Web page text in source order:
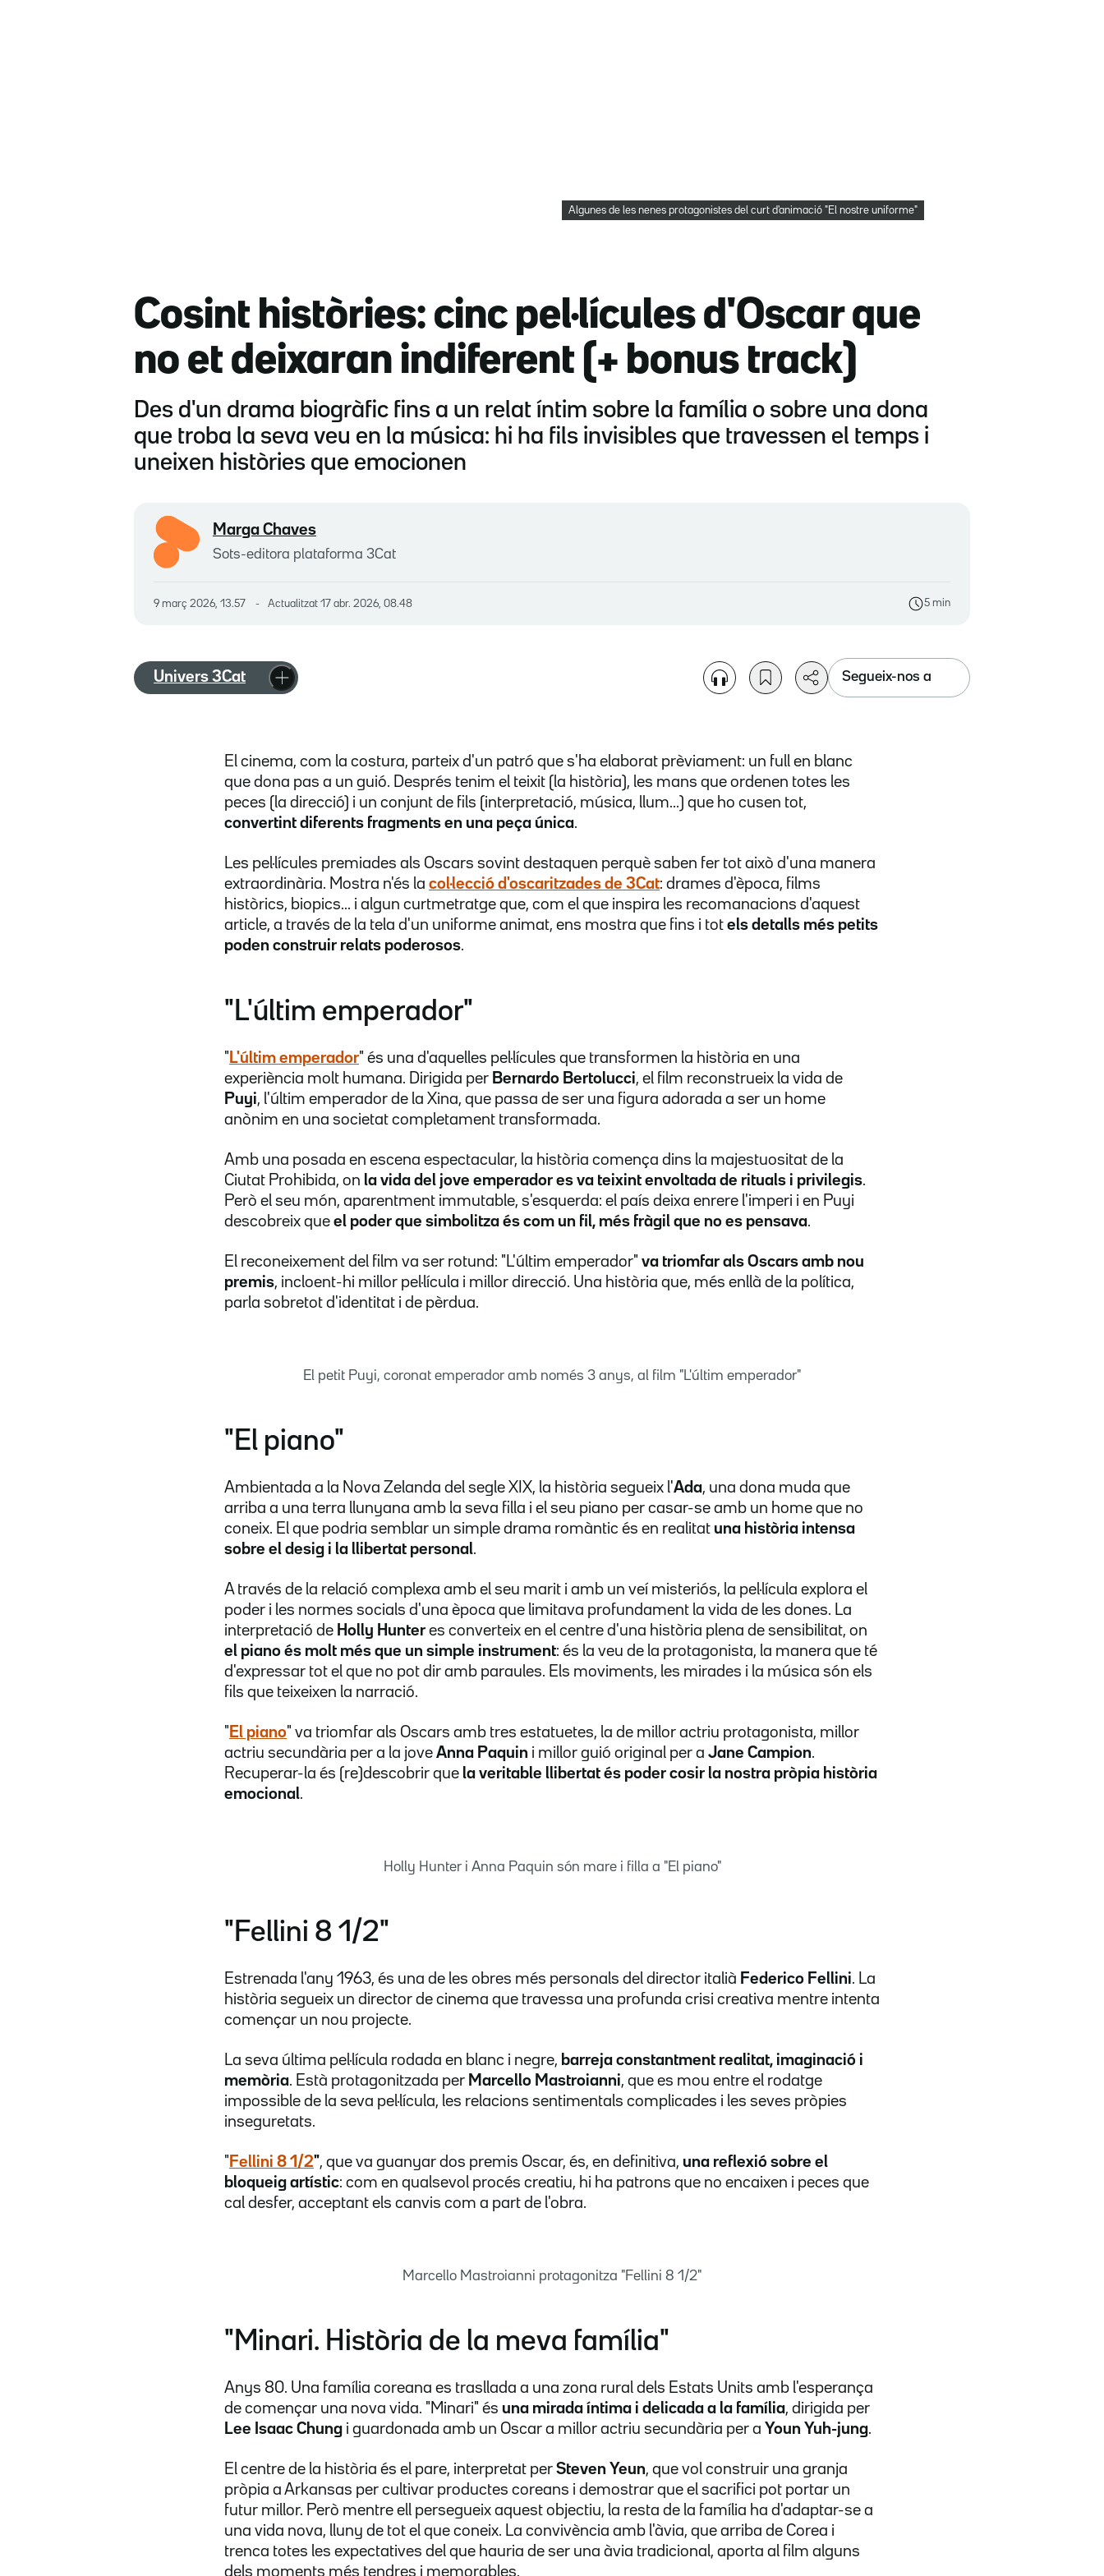
Algunes de les nenes protagonistes del curt d'animació "El nostre uniforme"
Cosint històries: cinc pel·lícules d'Oscar que
no et deixaran indiferent (+ bonus track)
Des d'un drama biogràfic fins a un relat íntim sobre la família o sobre una dona
que troba la seva veu en la música: hi ha fils invisibles que travessen el temps i
uneixen històries que emocionen
Marga Chaves
Sots-editora plataforma 3Cat
9 març 2026, 13.57 Actualitzat 17 abr. 2026, 08.48 5 min
Univers 3Cat Segueix-nos a
El cinema, com la costura, parteix d'un patró que s'ha elaborat prèviament: un full en blanc
que dona pas a un guió. Després tenim el teixit (la història), les mans que ordenen totes les
peces (la direcció) i un conjunt de fils (interpretació, música, llum...) que ho cusen tot,
convertint diferents fragments en una peça única.
Les pel·lícules premiades als Oscars sovint destaquen perquè saben fer tot això d'una manera
extraordinària. Mostra n'és la col·lecció d'oscaritzades de 3Cat: drames d'època, films
històrics, biopics... i algun curtmetratge que, com el que inspira les recomanacions d'aquest
article, a través de la tela d'un uniforme animat, ens mostra que fins i tot els detalls més petits
poden construir relats poderosos.
"L'últim emperador"
" L'últim emperador" és una d'aquelles pel·lícules que transformen la història en una
experiència molt humana. Dirigida per Bernardo Bertolucci, el film reconstrueix la vida de
Puyi, l'últim emperador de la Xina, que passa de ser una figura adorada a ser un home
anònim en una societat completament transformada.
Amb una posada en escena espectacular, la història comença dins la majestuositat de la
Ciutat Prohibida, on la vida del jove emperador es va teixint envoltada de rituals i privilegis.
Però el seu món, aparentment immutable, s'esquerda: el país deixa enrere l'imperi i en Puyi
descobreix que el poder que simbolitza és com un fil, més fràgil que no es pensava.
El reconeixement del film va ser rotund: "L'últim emperador" va triomfar als Oscars amb nou
premis, incloent-hi millor pel·lícula i millor direcció. Una història que, més enllà de la política,
parla sobretot d'identitat i de pèrdua.
El petit Puyi, coronat emperador amb només 3 anys, al film "L'últim emperador"
"El piano"
Ambientada a la Nova Zelanda del segle XIX, la història segueix l'Ada, una dona muda que
arriba a una terra llunyana amb la seva filla i el seu piano per casar-se amb un home que no
coneix. El que podria semblar un simple drama romàntic és en realitat una història intensa
sobre el desig i la llibertat personal.
A través de la relació complexa amb el seu marit i amb un veí misteriós, la pel·lícula explora el
poder i les normes socials d'una època que limitava profundament la vida de les dones. La
interpretació de Holly Hunter es converteix en el centre d'una història plena de sensibilitat, on
el piano és molt més que un simple instrument: és la veu de la protagonista, la manera que té
d'expressar tot el que no pot dir amb paraules. Els moviments, les mirades i la música són els
fils que teixeixen la narració.
" El piano" va triomfar als Oscars amb tres estatuetes, la de millor actriu protagonista, millor
actriu secundària per a la jove Anna Paquin i millor guió original per a Jane Campion.
Recuperar-la és (re)descobrir que la veritable llibertat és poder cosir la nostra pròpia història
emocional.
Holly Hunter i Anna Paquin són mare i filla a "El piano"
"Fellini 8 1/2"
Estrenada l'any 1963, és una de les obres més personals del director italià Federico Fellini. La
història segueix un director de cinema que travessa una profunda crisi creativa mentre intenta
començar un nou projecte.
La seva última pel·lícula rodada en blanc i negre, barreja constantment realitat, imaginació i
memòria. Està protagonitzada per Marcello Mastroianni, que es mou entre el rodatge
impossible de la seva pel·lícula, les relacions sentimentals complicades i les seves pròpies
inseguretats.
" Fellini 8 1/2", que va guanyar dos premis Oscar, és, en definitiva, una reflexió sobre el
bloqueig artístic: com en qualsevol procés creatiu, hi ha patrons que no encaixen i peces que
cal desfer, acceptant els canvis com a part de l'obra.
Marcello Mastroianni protagonitza "Fellini 8 1/2"
"Minari. Història de la meva família"
Anys 80. Una família coreana es trasllada a una zona rural dels Estats Units amb l'esperança
de començar una nova vida. "Minari" és una mirada íntima i delicada a la família, dirigida per
Lee Isaac Chung i guardonada amb un Oscar a millor actriu secundària per a Youn Yuh-jung.
El centre de la història és el pare, interpretat per Steven Yeun, que vol construir una granja
pròpia a Arkansas per cultivar productes coreans i demostrar que el sacrifici pot portar un
futur millor. Però mentre ell persegueix aquest objectiu, la resta de la família ha d'adaptar-se a
una vida nova, lluny de tot el que coneix. La convivència amb l'àvia, que arriba de Corea i
trenca totes les expectatives del que hauria de ser una àvia tradicional, aporta al film alguns
dels moments més tendres i memorables.